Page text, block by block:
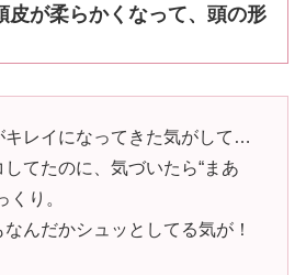
が柔らかくなって、頭の形
キレイになってきた気がして…
てたのに、気づいたら“まあ
くり。
んだかシュッとしてる気が！